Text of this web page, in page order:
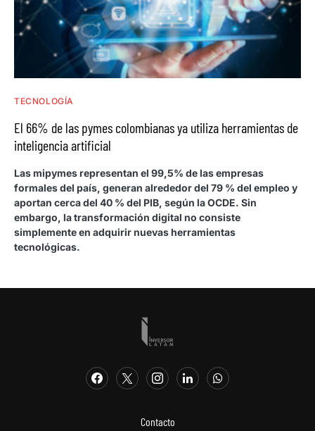
TECNOLOGÍA
El 66% de las pymes colombianas ya utiliza herramientas de
inteligencia artificial
Las mipymes representan el 99,5% de las empresas
formales del país, generan alrededor del 79 % del empleo y
aportan cerca del 40 % del PIB, según la OCDE. Sin
embargo, la transformación digital no consiste
simplemente en adquirir nuevas herramientas
tecnológicas.
Contacto